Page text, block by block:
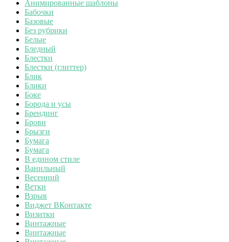
Анимированные шаблоны
Бабочки
Базовые
Без рубрики
Белые
Бледный
Блестки
Блестки (глиттер)
Блик
Блики
Боке
Борода и усы
Брендинг
Брови
Брызги
Бумага
Бумага
В едином стиле
Ванильный
Весенний
Ветки
Взрыв
Виджет ВКонтакте
Визитки
Винтажные
Винтажные